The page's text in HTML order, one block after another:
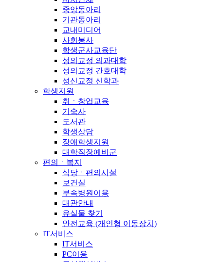
중앙동아리
기관동아리
교내미디어
사회봉사
학생군사교육단
성의교정 의과대학
성의교정 간호대학
성신교정 신학과
학생지원
취ㆍ창업교육
기숙사
도서관
학생상담
장애학생지원
대학직장예비군
편의ㆍ복지
식당ㆍ편의시설
보건실
부속병원이용
대관안내
유실물 찾기
안전교육 (개인형 이동장치)
IT서비스
IT서비스
PC이용